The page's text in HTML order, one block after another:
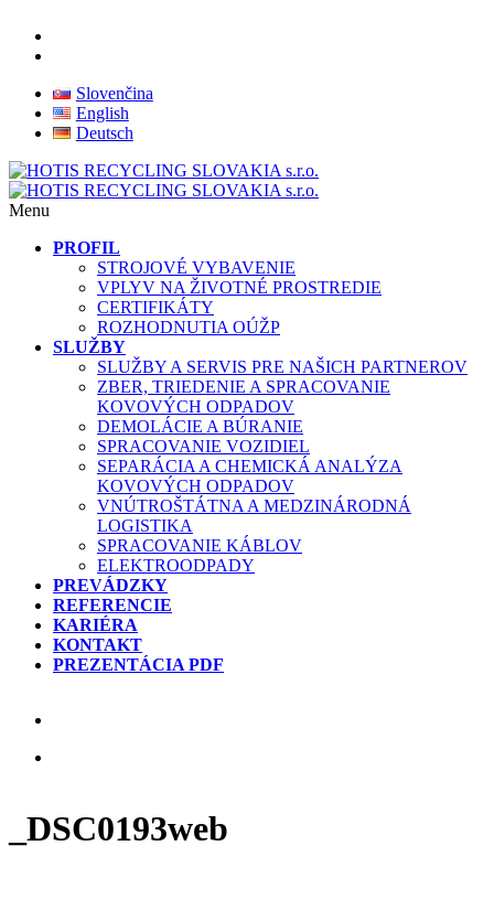
Slovenčina
English
Deutsch
Menu
PROFIL
STROJOVÉ VYBAVENIE
VPLYV NA ŽIVOTNÉ PROSTREDIE
CERTIFIKÁTY
ROZHODNUTIA OÚŽP
SLUŽBY
SLUŽBY A SERVIS PRE NAŠICH PARTNEROV
ZBER, TRIEDENIE A SPRACOVANIE
KOVOVÝCH ODPADOV
DEMOLÁCIE A BÚRANIE
SPRACOVANIE VOZIDIEL
SEPARÁCIA A CHEMICKÁ ANALÝZA
KOVOVÝCH ODPADOV
VNÚTROŠTÁTNA A MEDZINÁRODNÁ
LOGISTIKA
SPRACOVANIE KÁBLOV
ELEKTROODPADY
PREVÁDZKY
REFERENCIE
KARIÉRA
KONTAKT
PREZENTÁCIA PDF
_DSC0193web